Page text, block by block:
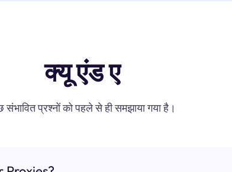
क्यू एंड ए
प्रश्नों को पहले से ही समझाया गया है।